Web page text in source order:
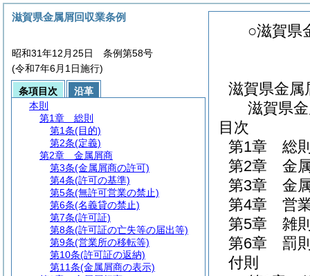
○滋賀県
滋賀県金
滋賀県
目次
第1章
総
第2章
金
第3章
金
第4章
営
第5章
雑
第6章
罰
付則
滋賀県金属屑回収業条例
昭和31年12月25日 条例第58号
(令和7年6月1日施行)
条項目次
沿革
本則
第1章
総則
第1条(目的)
第2条(定義)
第2章
金属屑商
第3条(金属屑商の許可)
第4条(許可の基準)
第5条(無許可営業の禁止)
第6条(名義貸の禁止)
第7条(許可証)
第8条(許可証の亡失等の届出等)
第9条(営業所の移転等)
第10条(許可証の返納)
第11条(金属屑商の表示)